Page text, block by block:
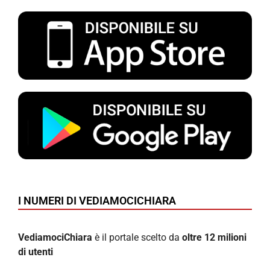
I NUMERI DI VEDIAMOCICHIARA
VediamociChiara è il portale scelto da oltre 12 milioni
di utenti